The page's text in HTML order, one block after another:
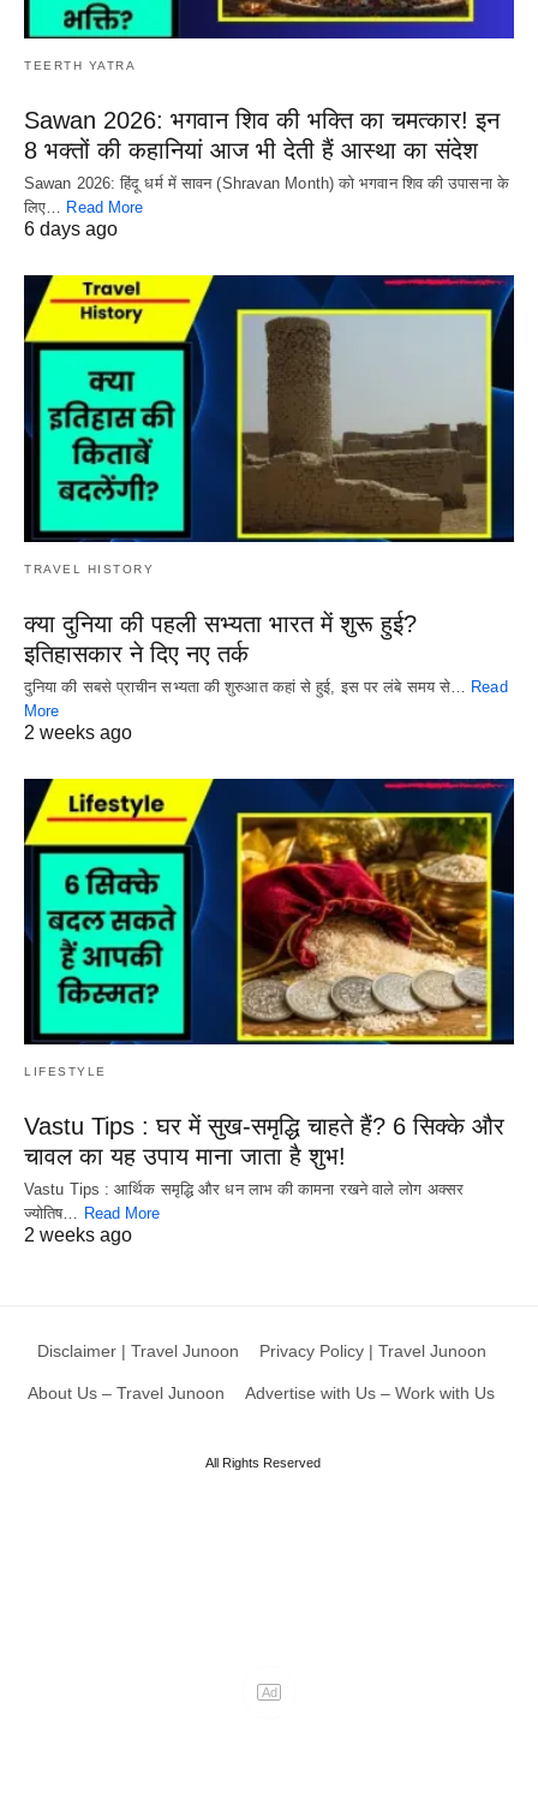
TEERTH YATRA
Sawan 2026: भगवान शिव की भक्ति का चमत्कार! इन
8 भक्तों की कहानियां आज भी देती हैं आस्था का संदेश
Sawan 2026: हिंदू धर्म में सावन (Shravan Month) को भगवान शिव की उपासना के
लिए… Read More
6 days ago
TRAVEL HISTORY
क्या दुनिया की पहली सभ्यता भारत में शुरू हुई?
इतिहासकार ने दिए नए तर्क
दुनिया की सबसे प्राचीन सभ्यता की शुरुआत कहां से हुई, इस पर लंबे समय से…
Read
More
2 weeks ago
LIFESTYLE
Vastu Tips : घर में सुख-समृद्धि चाहते हैं? 6 सिक्के और
चावल का यह उपाय माना जाता है शुभ!
Vastu Tips : आर्थिक समृद्धि और धन लाभ की कामना रखने वाले लोग अक्सर
ज्योतिष… Read More
2 weeks ago
Disclaimer | Travel Junoon Privacy Policy | Travel Junoon
About Us – Travel Junoon Advertise with Us – Work with Us
All Rights Reserved